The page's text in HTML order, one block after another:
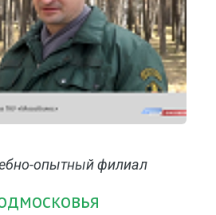
опытный филиал